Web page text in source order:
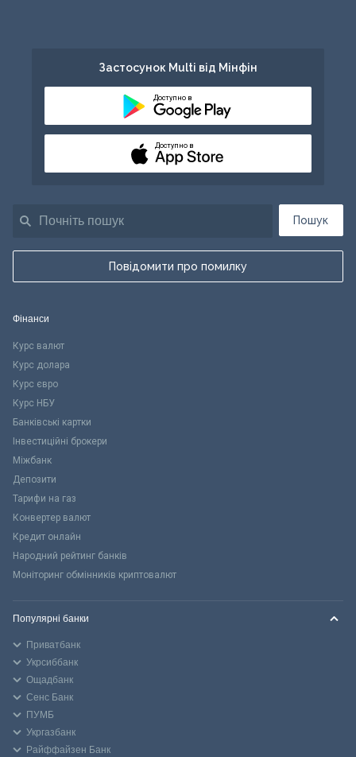
Пошук
Повідомити про помилку
Застосунок Multi від Мінфін
Доступно в
Доступно в
Фінанси
Курс валют
Курс долара
Курс євро
Курс НБУ
Банківські картки
Інвестиційні брокери
Міжбанк
Депозити
Тарифи на газ
Конвертер валют
Кредит онлайн
Народний рейтинг банків
Моніторинг обмінників криптовалют
Популярні банки
Приватбанк
Укрсиббанк
Ощадбанк
Сенс Банк
ПУМБ
Укргазбанк
Райффайзен Банк